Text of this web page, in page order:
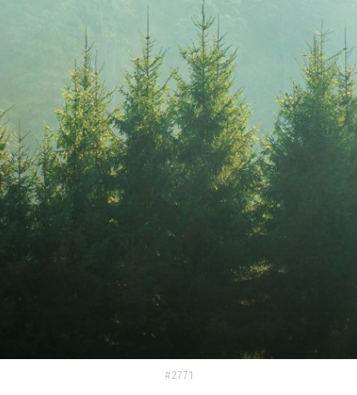
#2771